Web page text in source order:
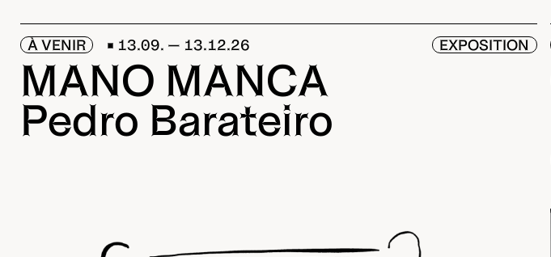
À VENIR 13.09. — 13.12.26 EXPOSITION
MANO MANCA
Pedro Barateiro